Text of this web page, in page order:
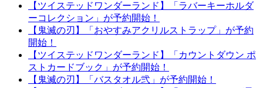
【ツイステッドワンダーランド】「ラバーキーホルダ
ーコレクション」が予約開始！
【鬼滅の刃】「おやすみアクリルストラップ」が予約
開始！
【ツイステッドワンダーランド】「カウントダウン ポ
ストカードブック」が予約開始！
【鬼滅の刃】「バスタオル弐」が予約開始！